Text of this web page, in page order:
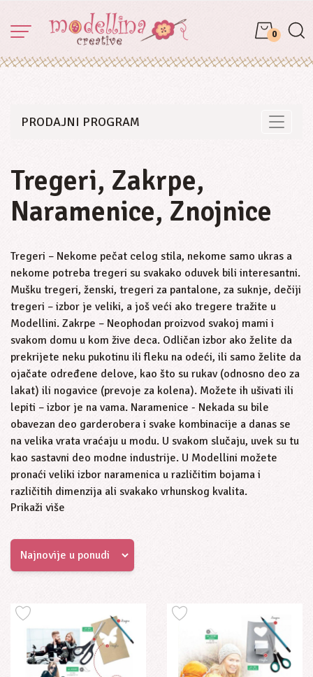
0
Toggle
PRODAJNI PROGRAM
Tregeri, Zakrpe,
Naramenice, Znojnice
Tregeri – Nekome pečat celog stila, nekome samo ukras a
nekome potreba tregeri su svakako oduvek bili interesantni.
Mušku tregeri, ženski, tregeri za pantalone, za suknje, dečiji
tregeri – izbor je veliki, a još veći ako tregere tražite u
Modellini. Zakrpe – Neophodan proizvod svakoj mami i
svakom domu u kom žive deca. Odličan izbor ako želite da
prekrijete neku pukotinu ili fleku na odeći, ili samo želite da
ojačate određene delove, kao što su rukav (odnosno deo za
lakat) ili nogavice (prevoje za kolena). Možete ih ušivati ili
lepiti – izbor je na vama. Naramenice - Nekada su bile
obavezan deo garderobera i svake kombinacije a danas se
na velika vrata vraćaju u modu. U svakom slučaju, uvek su tu
kao sastavni deo modne industrije. U Modellini možete
pronaći veliki izbor naramenica u različitim bojama i
različitih dimenzija ali svakako vrhunskog kvalita.
Prikaži više